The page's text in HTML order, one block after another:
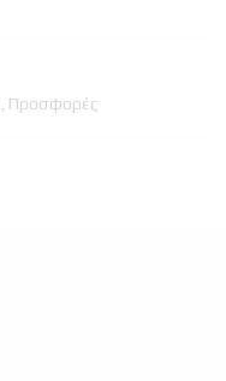
Προσφορές